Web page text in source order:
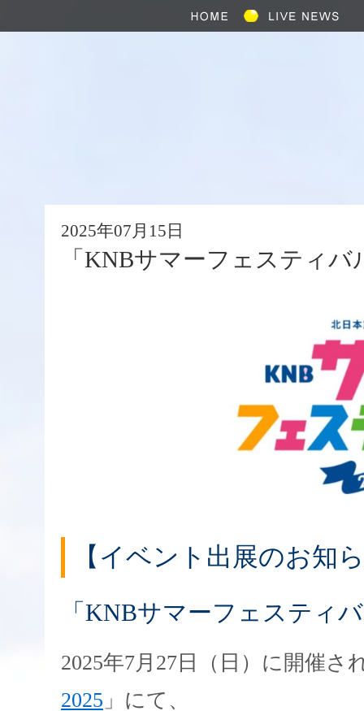
2025年07月15日
「KNBサマーフェスティ
【イベント出展のお知
「KNBサマーフェスティ
2025年7月27日（日）に開催さ
2025 」にて、